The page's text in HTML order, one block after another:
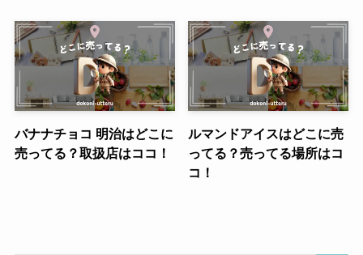
バナナチョコ 明治はどこに
売ってる？取扱店はココ！
ルマンドアイスはどこに売
ってる？売ってる場所はコ
コ！